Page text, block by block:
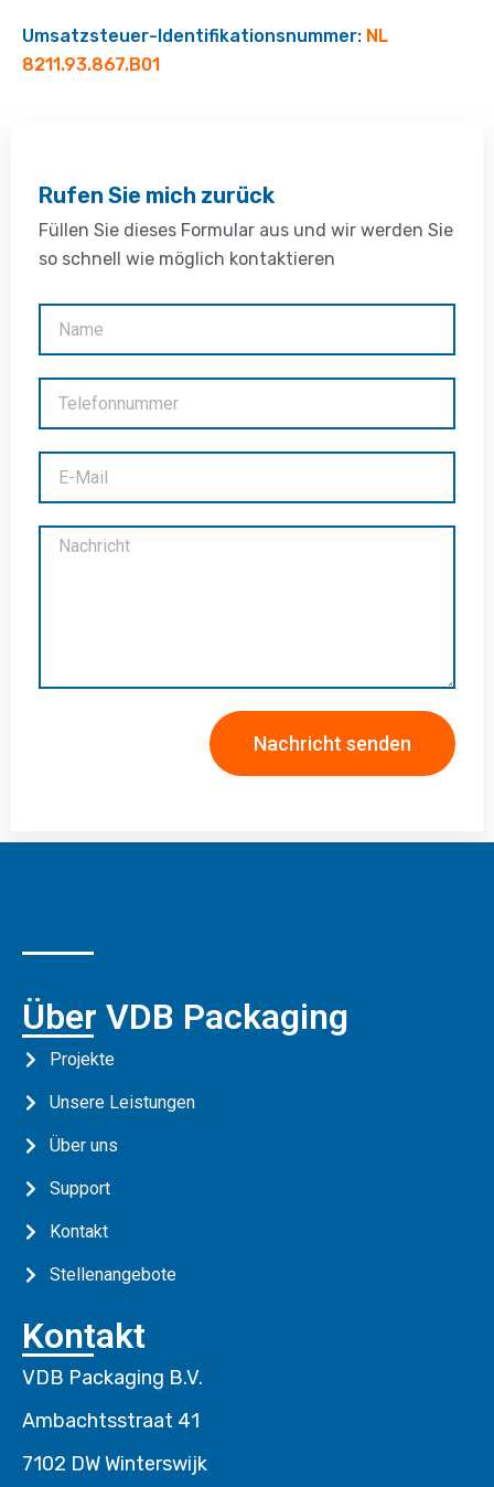
Rufen Sie mich zurück
Füllen Sie dieses Formular aus und wir werden Sie
so schnell wie möglich kontaktieren
Nachricht senden
Umsatzsteuer-Identifikationsnummer: NL
8211.93.867.B01
Über VDB Packaging
Projekte
Unsere Leistungen
Über uns
Support
Kontakt
Stellenangebote
Kontakt
VDB Packaging B.V.
Ambachtsstraat 41
7102 DW Winterswijk